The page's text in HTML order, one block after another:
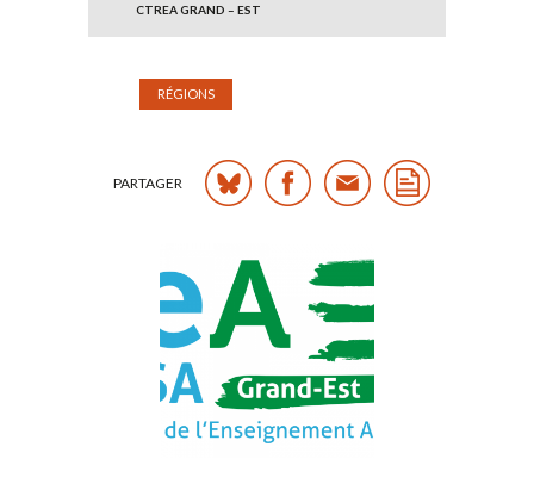
CTREA GRAND – EST
RÉGIONS
PARTAGER